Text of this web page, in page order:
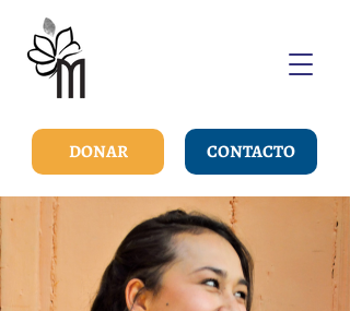
DONAR CONTACTO